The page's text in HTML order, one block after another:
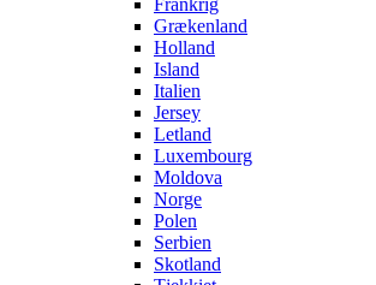
Frankrig
Grækenland
Holland
Island
Italien
Jersey
Letland
Luxembourg
Moldova
Norge
Polen
Serbien
Skotland